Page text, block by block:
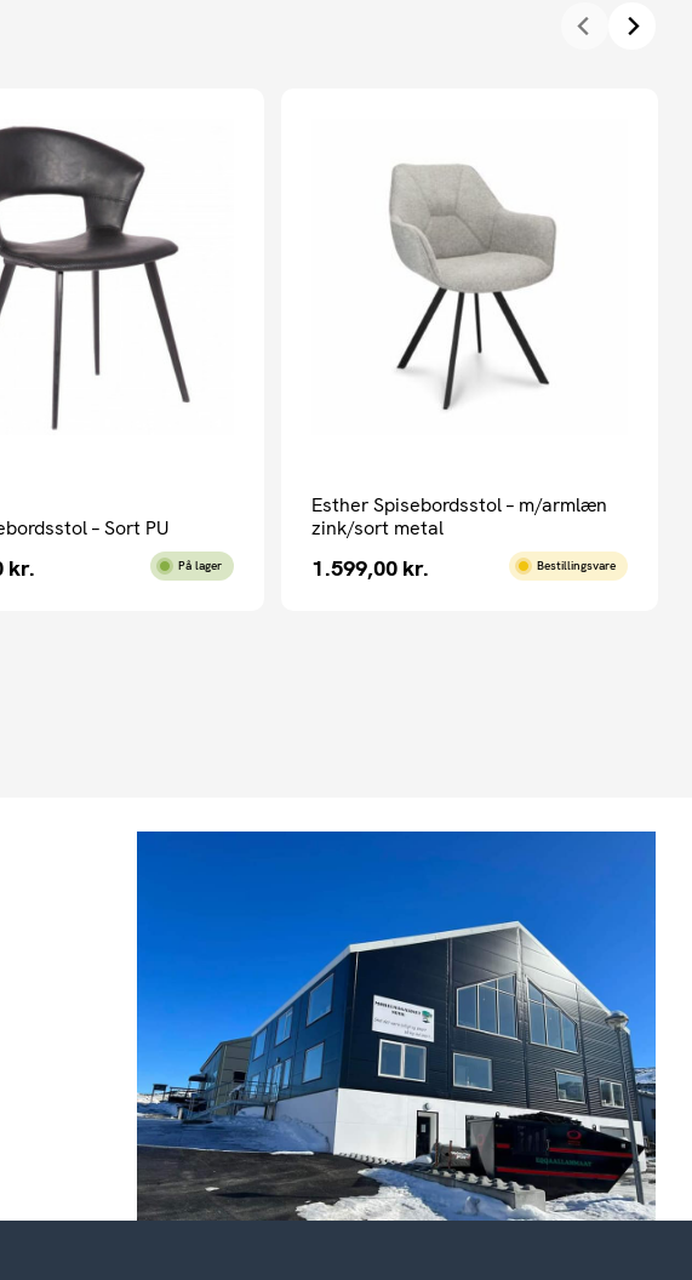
– Sort PU
kr. På lager
Esther Spisebordsstol – m/armlæn
zink/sort metal
1.599,00 kr. Bestillingsvare